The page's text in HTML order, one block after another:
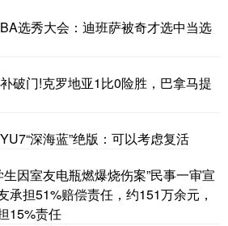
选秀大会：迪班萨被奇才选中当选
破门!克罗地亚1比0险胜，巴拿马提
深海蓝”绝版：可以考虑复活
因室友电瓶燃爆烧伤案”民事一审宣
承担51%赔偿责任，约151万余元，
15%责任